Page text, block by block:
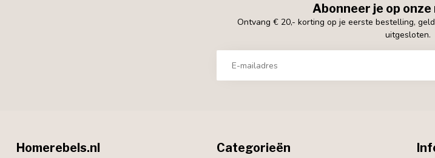
Abonneer je op
Ontvang € 20,- korting op je eerste bestelling,
uitgesloten.
Homerebels.nl Categorieën